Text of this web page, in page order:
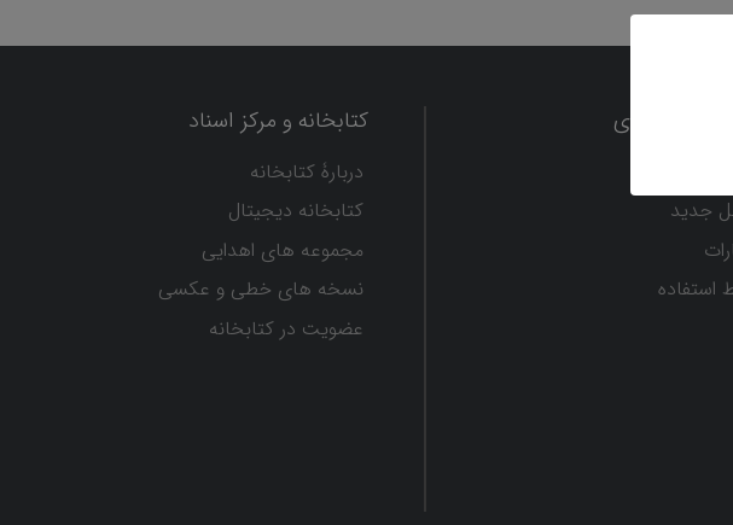
و ویراستاری
جدید
استفاده
کتابخانه و مرکز اسناد
دربارۀ کتابخانه
کتابخانه دیجیتال
مجموعه های اهدایی
نسخه های خطی و عکسی
عضویت در کتابخانه